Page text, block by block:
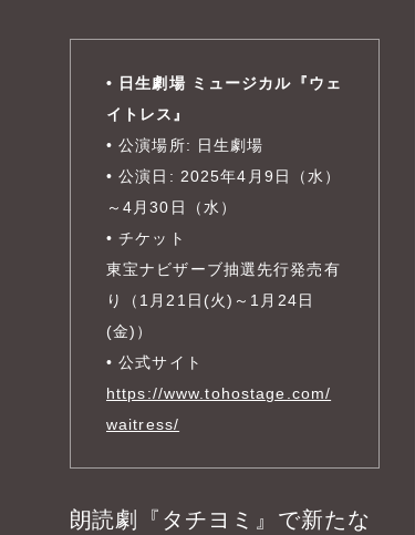
• 日生劇場 ミュージカル『ウェ
イトレス』
• 公演場所: 日生劇場
• 公演日: 2025年4月9日（水）
～4月30日（水）
• チケット
東宝ナビザーブ抽選先行発売有
り（1月21日(火)～1月24日
(金)）
• 公式サイト
https://www.tohostage.com/
waitress/
朗読劇『タチヨミ』で新たな